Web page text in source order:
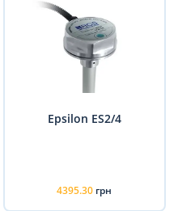
Epsilon ES2/4
4395.30 грн